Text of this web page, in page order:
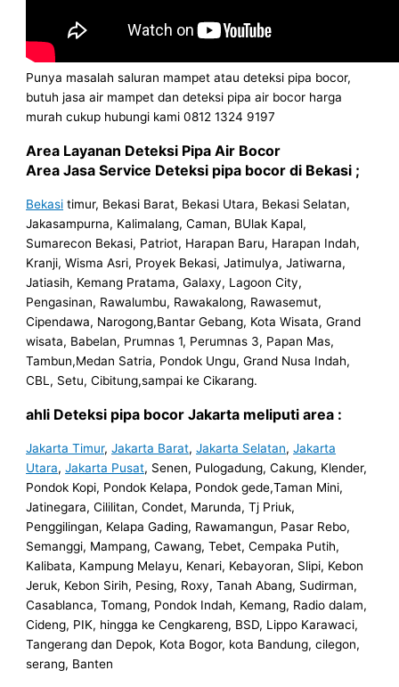
Punya masalah saluran mampet atau deteksi pipa bocor,
butuh jasa air mampet dan deteksi pipa air bocor harga
murah cukup hubungi kami 0812 1324 9197
Area Layanan Deteksi Pipa Air Bocor
Area Jasa Service Deteksi pipa bocor di Bekasi ;
Bekasi timur, Bekasi Barat, Bekasi Utara, Bekasi Selatan,
Jakasampurna, Kalimalang, Caman, BUlak Kapal,
Sumarecon Bekasi, Patriot, Harapan Baru, Harapan Indah,
Kranji, Wisma Asri, Proyek Bekasi, Jatimulya, Jatiwarna,
Jatiasih, Kemang Pratama, Galaxy, Lagoon City,
Pengasinan, Rawalumbu, Rawakalong, Rawasemut,
Cipendawa, Narogong,Bantar Gebang, Kota Wisata, Grand
wisata, Babelan, Prumnas 1, Perumnas 3, Papan Mas,
Tambun,Medan Satria, Pondok Ungu, Grand Nusa Indah,
CBL, Setu, Cibitung,sampai ke Cikarang.
ahli Deteksi pipa bocor Jakarta meliputi area :
Jakarta Timur,Jakarta Barat,Jakarta Selatan,Jakarta
Utara,Jakarta Pusat, Senen, Pulogadung, Cakung, Klender,
Pondok Kopi, Pondok Kelapa, Pondok gede,Taman Mini,
Jatinegara, Cililitan, Condet, Marunda, Tj Priuk,
Penggilingan, Kelapa Gading, Rawamangun, Pasar Rebo,
Semanggi, Mampang, Cawang, Tebet, Cempaka Putih,
Kalibata, Kampung Melayu, Kenari, Kebayoran, Slipi, Kebon
Jeruk, Kebon Sirih, Pesing, Roxy, Tanah Abang, Sudirman,
Casablanca, Tomang, Pondok Indah, Kemang, Radio dalam,
Cideng, PIK, hingga ke Cengkareng, BSD, Lippo Karawaci,
Tangerang dan Depok, Kota Bogor, kota Bandung, cilegon,
serang, Banten